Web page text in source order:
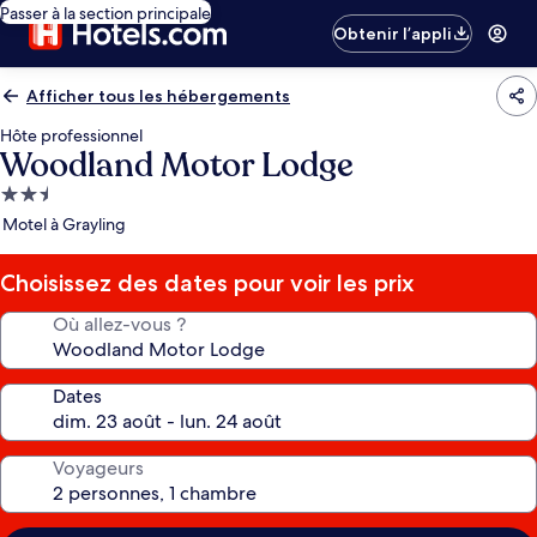
Passer à la section principale
Obtenir l’appli
Afficher tous les hébergements
Hôte professionnel
Woodland Motor Lodge
Hébergement
2.5 étoiles
Motel à Grayling
Choisissez des dates pour voir les prix
Où allez-vous ?
Dates
Voyageurs